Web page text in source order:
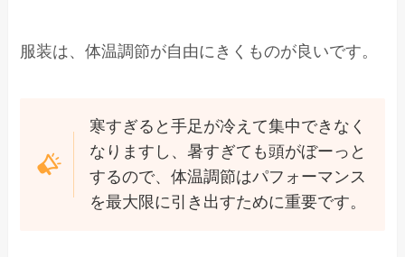
服装は、体温調節が自由にきくものが良いです。
寒すぎると手足が冷えて集中できなく
なりますし、暑すぎても頭がぼーっと
するので、体温調節はパフォーマンス
を最大限に引き出すために重要です。